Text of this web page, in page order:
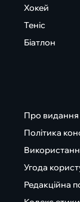
Хокей
Теніс
Біатлон
Про видання
Політика
Угода
Редакційна